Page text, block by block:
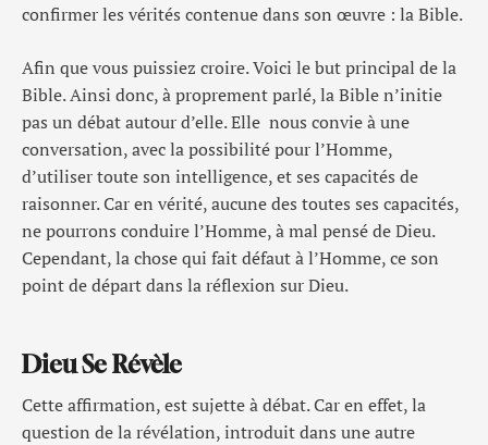
confirmer les vérités contenue dans son œuvre : la Bible.
Afin que vous puissiez croire. Voici le but principal de la
Bible. Ainsi donc, à proprement parlé, la Bible n’initie
pas un débat autour d’elle. Elle nous convie à une
conversation, avec la possibilité pour l’Homme,
d’utiliser toute son intelligence, et ses capacités de
raisonner. Car en vérité, aucune des toutes ses capacités,
ne pourrons conduire l’Homme, à mal pensé de Dieu.
Cependant, la chose qui fait défaut à l’Homme, ce son
point de départ dans la réflexion sur Dieu.
Dieu Se Révèle
Cette affirmation, est sujette à débat. Car en effet, la
question de la révélation, introduit dans une autre